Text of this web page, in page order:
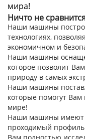
мира!
Ничто не
Наши машины
технологиях,
экономичном и
Наши машины
которое позволит
природу в самых
Наши машины
которые помогут
мире!
Наши машины имеют
проходимый